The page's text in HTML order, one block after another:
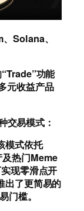
Solana、
功能
元收益产品
易模式：
模式依托
热门Meme
现零滑点开
出了更简易的
门槛。